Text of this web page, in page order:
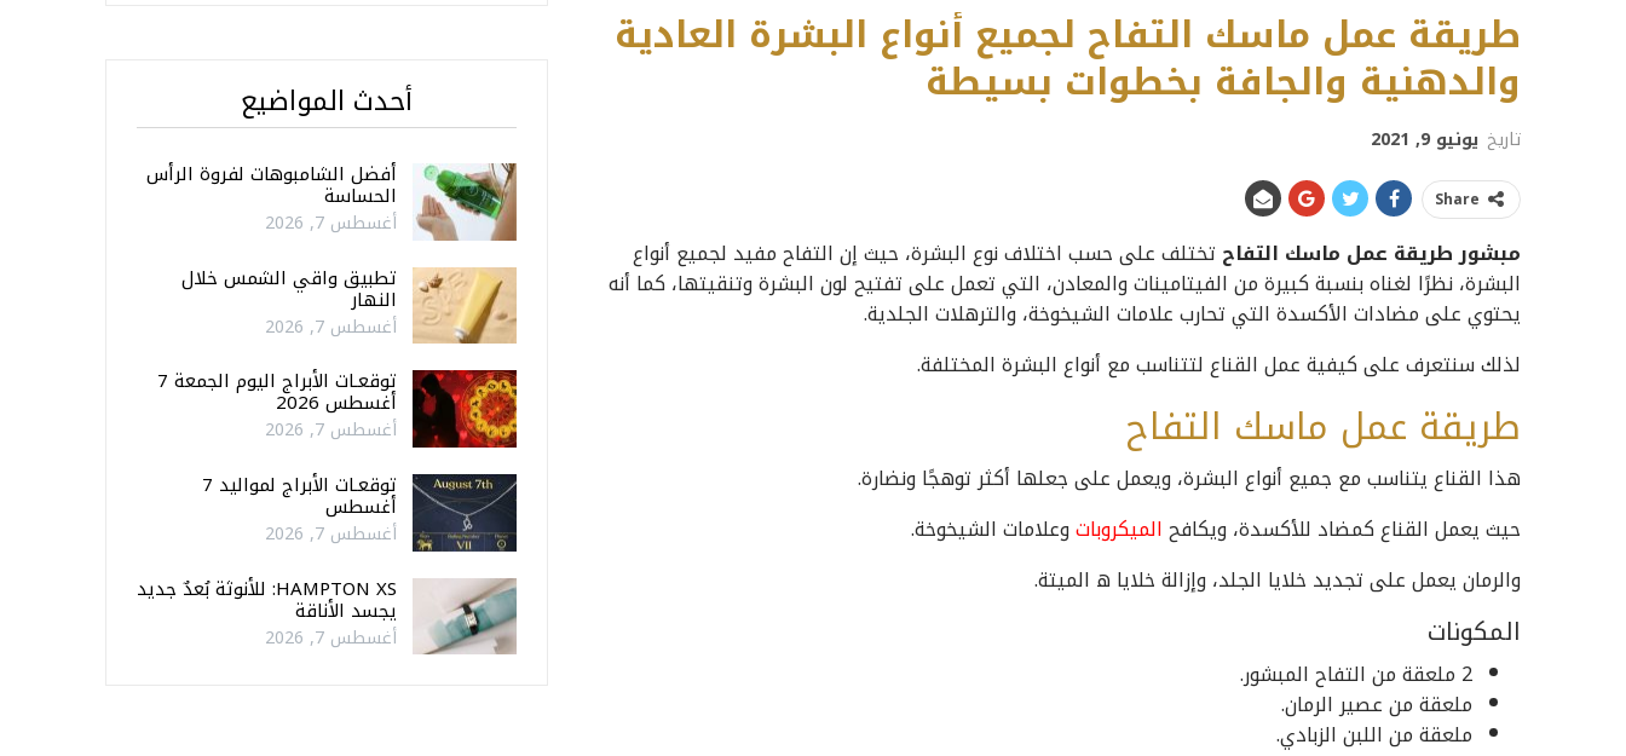
طريقة عمل ماسك التفاح لجميع أنواع البشرة العادية
والدهنية والجافة بخطوات بسيطة
تاريخ يونيو 9, 2021
Share
مبشور طريقة عمل ماسك التفاح تختلف على حسب اختلاف نوع البشرة، حيث إن التفاح مفيد لجميع أنواع
البشرة، نظرًا لغناه بنسبة كبيرة من الفيتامينات والمعادن، التي تعمل على تفتيح لون البشرة وتنقيتها، كما أنه
يحتوي على مضادات الأكسدة التي تحارب علامات الشيخوخة، والترهلات الجلدية.
لذلك سنتعرف على كيفية عمل القناع لتتناسب مع أنواع البشرة المختلفة.
طريقة عمل ماسك التفاح
هذا القناع يتناسب مع جميع أنواع البشرة، ويعمل على جعلها أكثر توهجًا ونضارة.
حيث يعمل القناع كمضاد للأكسدة، ويكافحالميكروباتوعلامات الشيخوخة.
والرمان يعمل على تجديد خلايا الجلد، وإزالة خلايا ه الميتة.
المكونات
2 ملعقة من التفاح المبشور.
ملعقة من عصير الرمان.
ملعقة من اللبن الزبادي.
أحدث المواضيع
أفضل الشامبوهات لفروة الرأس
الحساسة
أغسطس 7, 2026
تطبيق واقي الشمس خلال
النهار
أغسطس 7, 2026
توقعـات الأبراج اليوم الجمعة 7
أغسطس 2026
أغسطس 7, 2026
توقعـات الأبراج لمواليد 7
أغسطس
أغسطس 7, 2026
HAMPTON XS: للأنوثة بُعدٌ جديد
يجسد الأناقة
أغسطس 7, 2026